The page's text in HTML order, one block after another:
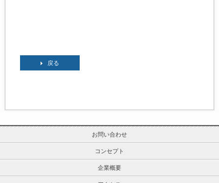
戻る
お問い合わせ
コンセプト
企業概要